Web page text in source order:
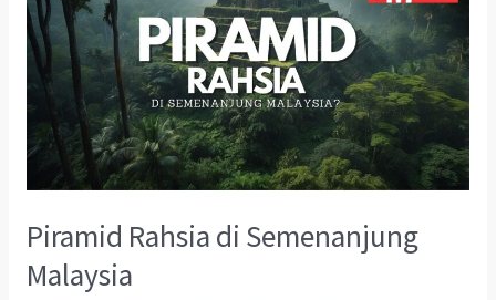
Piramid Rahsia di Semenanjung
Malaysia